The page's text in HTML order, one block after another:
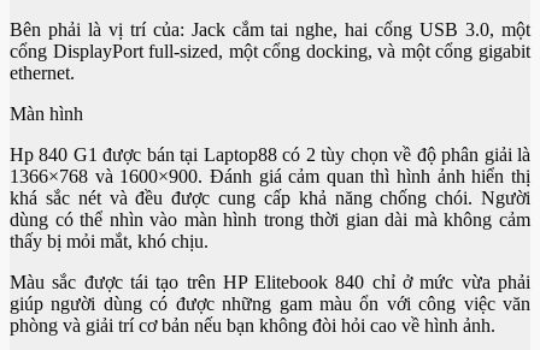
Bên phải là vị trí của: Jack cắm tai nghe, hai cổng USB 3.0, một
cổng DisplayPort full-sized, một cổng docking, và một cổng gigabit
ethernet.
Màn hình
Hp 840 G1 được bán tại Laptop88 có 2 tùy chọn về độ phân giải là
1366×768 và 1600×900. Đánh giá cảm quan thì hình ảnh hiển thị
khá sắc nét và đều được cung cấp khả năng chống chói. Người
dùng có thể nhìn vào màn hình trong thời gian dài mà không cảm
thấy bị mỏi mắt, khó chịu.
Màu sắc được tái tạo trên HP Elitebook 840 chỉ ở mức vừa phải
giúp người dùng có được những gam màu ổn với công việc văn
phòng và giải trí cơ bản nếu bạn không đòi hỏi cao về hình ảnh.